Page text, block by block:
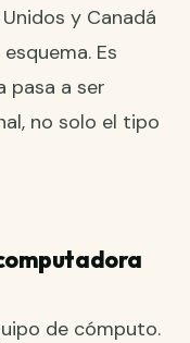
y Canadá
Es
pasa a ser
no solo el tipo
de cómputo.